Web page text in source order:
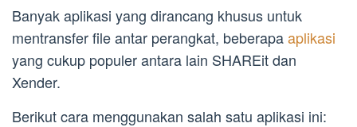
Banyak aplikasi yang dirancang khusus untuk
mentransfer file antar perangkat, beberapaaplikasi
yang cukup populer antara lain SHAREit dan
Xender.
Berikut cara menggunakan salah satu aplikasi ini: